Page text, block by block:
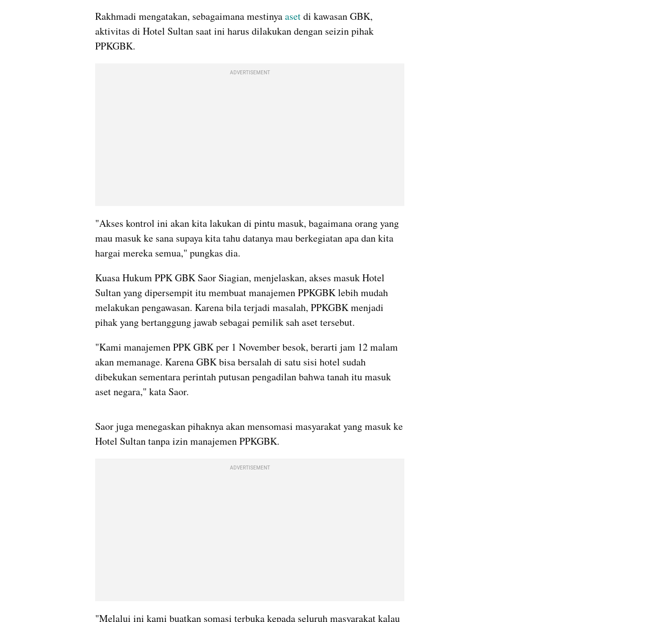
Rakhmadi mengatakan, sebagaimana mestinya aset di kawasan GBK,
aktivitas di Hotel Sultan saat ini harus dilakukan dengan seizin pihak
PPKGBK.
ADVERTISEMENT
"Akses kontrol ini akan kita lakukan di pintu masuk, bagaimana orang yang
mau masuk ke sana supaya kita tahu datanya mau berkegiatan apa dan kita
hargai mereka semua," pungkas dia.
Kuasa Hukum PPK GBK Saor Siagian, menjelaskan, akses masuk Hotel
Sultan yang dipersempit itu membuat manajemen PPKGBK lebih mudah
melakukan pengawasan. Karena bila terjadi masalah, PPKGBK menjadi
pihak yang bertanggung jawab sebagai pemilik sah aset tersebut.
"Kami manajemen PPK GBK per 1 November besok, berarti jam 12 malam
akan memanage. Karena GBK bisa bersalah di satu sisi hotel sudah
dibekukan sementara perintah putusan pengadilan bahwa tanah itu masuk
aset negara," kata Saor.
Saor juga menegaskan pihaknya akan mensomasi masyarakat yang masuk ke
Hotel Sultan tanpa izin manajemen PPKGBK.
ADVERTISEMENT
"Melalui ini kami buatkan somasi terbuka kepada seluruh masyarakat kalau